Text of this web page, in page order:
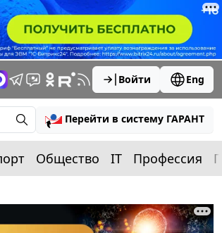
Войти Eng
Перейти в систему ГАРАНТ
Общество IT Профессия